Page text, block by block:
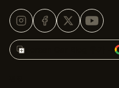
Korean Car Blog 추가 →